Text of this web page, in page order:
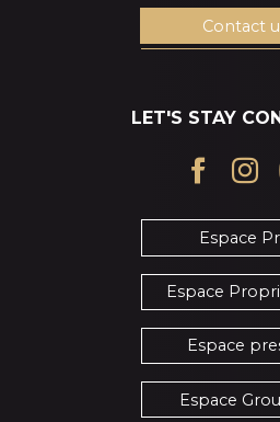
Contact
LET'S STAY
Espace
Espace
Espace
Espace